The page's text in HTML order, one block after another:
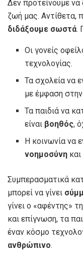
Δεν προτείνουμε
ζωή μας. Αντίθετα,
διδάξουμε σωστά.
Οι γονείς
τεχνολογίας.
Τα σχολεία να
με έμφαση στην
Τα παιδιά να
είναι βοηθός,
Η κοινωνία να
νοημοσύνη και
Συμπερασματικά
μπορεί να γίνει
γίνει ο «αφέντης»
και επίγνωση, τα
έναν κόσμο
ανθρώπινο.